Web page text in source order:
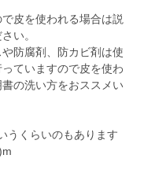
皮を使われる場合は説
い。
防腐剤、防カビ剤は使
ていますので皮を使わ
の洗い方をおススメい
うくらいのもあります